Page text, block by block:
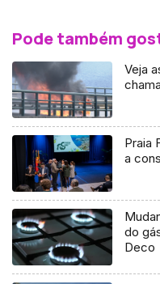
Pode também
Veja
Praia
a
do
Deco